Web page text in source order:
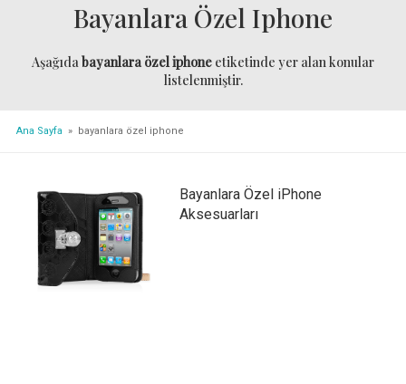
Bayanlara Özel Iphone
Aşağıdabayanlara özel iphone etiketinde yer alan konular
listelenmiştir.
Ana Sayfa » bayanlara özel iphone
Bayanlara Özel iPhone
Aksesuarları